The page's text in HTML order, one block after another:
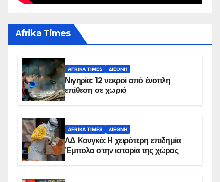
Αfrika Times
AFRIKA TIMES ΔΙΕΘΝΉ
Νιγηρία: 12 νεκροί από ένοπλη
επίθεση σε χωριό
AFRIKA TIMES ΔΙΕΘΝΉ
ΛΔ Κονγκό: Η χειρότερη επιδημία
Έμπολα στην ιστορία της χώρας